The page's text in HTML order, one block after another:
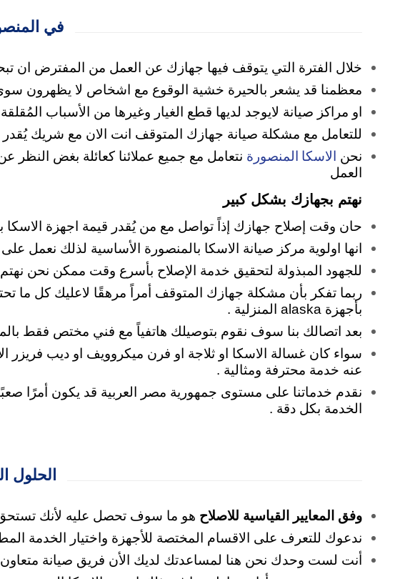
في
خلال الفترة التي يتوقف فيها جهازك عن العمل من المفترض ان
معظمنا قد يشعر بالحيرة خشية الوقوع مع اشخاص لا يظهرون
او مراكز صيانة لايوجد لديها قطع الغيار وغيرها من الأسباب
للتعامل مع مشكلة صيانة جهازك المتوقف انت الان مع شريك
نحن الاسكا المنصورة نتعامل مع جميع عملائنا كعائلة بغض
العمل
نهتم بجهازك بشكل كبير
حان وقت إصلاح جهازك إذاً تواصل مع من يُقدر قيمة اجهزة
انها اولوية مركز صيانة الاسكا بالمنصورة الأساسية لذلك نعمل
للجهود المبذولة لتحقيق خدمة الإصلاح بأسرع وقت ممكن نحن
ربما تفكر بأن مشكلة جهازك المتوقف أمراً مرهقًا لاعليك كل ما
بأجهزة alaska المنزلية .
بعد اتصالك بنا سوف نقوم بتوصيلك هاتفياً مع فني مختص فقط
سواء كان غسالة الاسكا او ثلاجة او فرن ميكروويف او ديب
عنه خدمة محترفة ومثالية .
نقدم خدماتنا على مستوى جمهورية مصر العربية قد يكون أمرًا
الخدمة بكل دقة .
الحلول
وفق المعايير القياسية للاصلاح هو ما سوف تحصل عليه لأنك تستحق
ندعوك للتعرف على الاقسام المختصة للأجهزة واختيار الخدمة
أنت لست وحدك نحن هنا لمساعدتك لديك الأن فريق صيانة